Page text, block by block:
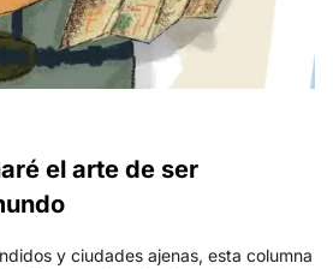
el arte de ser
y ciudades ajenas, esta columna